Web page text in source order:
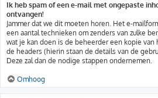
Ik heb spam of een e-mail met ongepaste
ontvangen!
Jammer dat we dit moeten horen. Het e-
een aantal technieken om zenders van zulke
wat je kan doen is de beheerder een kopie
de headers (hierin staan de details van de
Deze zal dan de nodige stappen ondernemen.
Omhoog